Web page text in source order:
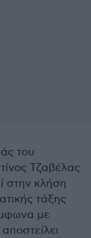
του
Τζαβέλας
στην κλήση
τάξης
με